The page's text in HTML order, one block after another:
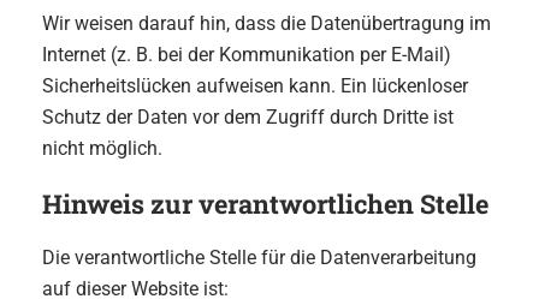
Wir weisen darauf hin, dass die Datenübertragung im
Internet (z. B. bei der Kommunikation per E-Mail)
Sicherheitslücken aufweisen kann. Ein lückenloser
Schutz der Daten vor dem Zugriff durch Dritte ist
nicht möglich.
Hinweis zur verantwortlichen Stelle
Die verantwortliche Stelle für die Datenverarbeitung
auf dieser Website ist: